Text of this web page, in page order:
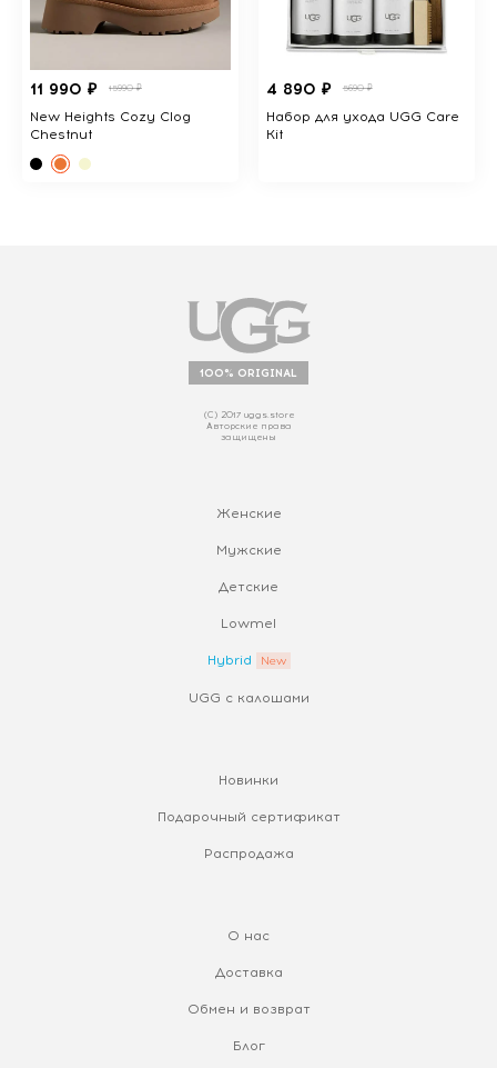
11 990 ₽ 15990 ₽
New Heights Cozy Clog
Chestnut
4 890 ₽ 5690 ₽
Набор для ухода UGG Care
Kit
100% ORIGINAL
(С) 2017 uggs.store
Авторские права
защищены
Женские
Мужские
Детские
Lowmel
Hybrid
UGG с калошами
Новинки
Подарочный сертификат
Распродажа
О нас
Доставка
Обмен и возврат
Блог